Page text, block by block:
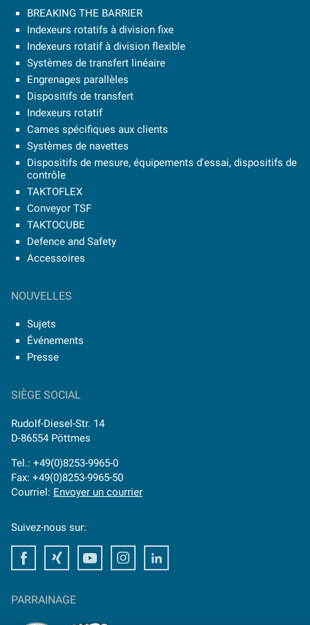
BREAKING THE BARRIER
Indexeurs rotatifs à division fixe
Indexeurs rotatif à division flexible
Systèmes de transfert linéaire
Engrenages parallèles
Dispositifs de transfert
Indexeurs rotatif
Cames spécifiques aux clients
Systèmes de navettes
Dispositifs de mesure, équipements d'essai, dispositifs de
contrôle
TAKTOFLEX
Conveyor TSF
TAKTOCUBE
Defence and Safety
Accessoires
NOUVELLES
Sujets
Événements
Presse
SIÈGE SOCIAL
Rudolf-Diesel-Str. 14
D-86554 Pöttmes
Tel.: +49(0)8253-9965-0
Fax: +49(0)8253-9965-50
Courriel: Envoyer un courrier
Suivez-nous sur:
FacebookXing Youtube Instagram
PARRAINAGE